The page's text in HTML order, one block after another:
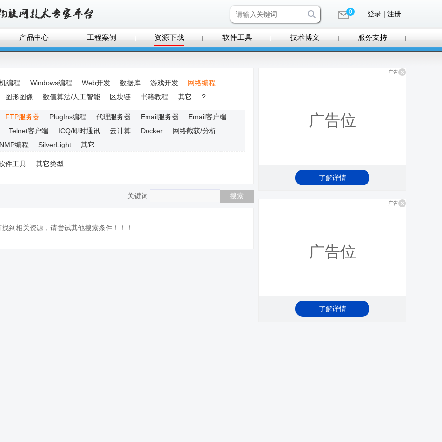
0 登录 | 注册
产品中心 工程案例 资源下载 软件工具 技术博文 服务支持
编程 Windows编程 Web开发 数据库 游戏开发
网络编程
图形图像 数值算法/人工智能 区块链 书籍教程 其它 ?
FTP服务器 PlugIns编程 代理服务器 Email服务器
Email客户端
Telnet客户端 ICQ/即时通讯 云计算 Docker
网络截获/分析
编程 SilverLight 其它
件工具 其它类型
关键词
到相关资源，请尝试其他搜索条件！！！
广告
广告位
了解详情
广告
广告位
了解详情